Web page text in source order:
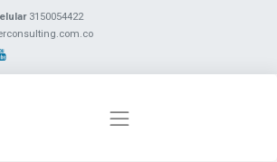
3150054422